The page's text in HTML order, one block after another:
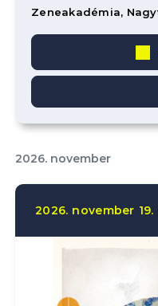
Zeneakadémia,
2026. november
2026. november 19.